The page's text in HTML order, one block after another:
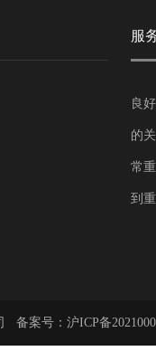
服
良
的
常
到
备案号： 沪ICP备